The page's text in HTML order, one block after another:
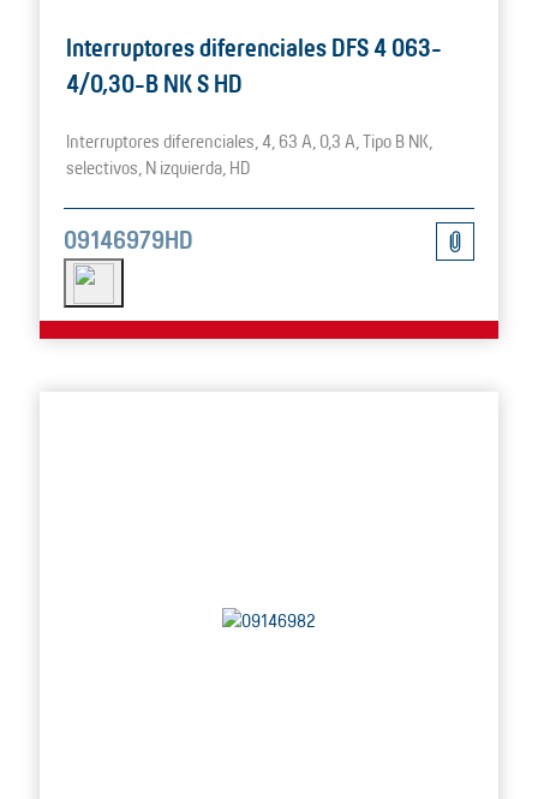
Interruptores diferenciales DFS 4 063-
4/0,30-B NK S HD
Interruptores diferenciales, 4, 63 A, 0,3 A, Tipo B NK,
selectivos, N izquierda, HD
09146979HD